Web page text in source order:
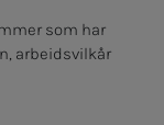
som har
arbeidsvilkår